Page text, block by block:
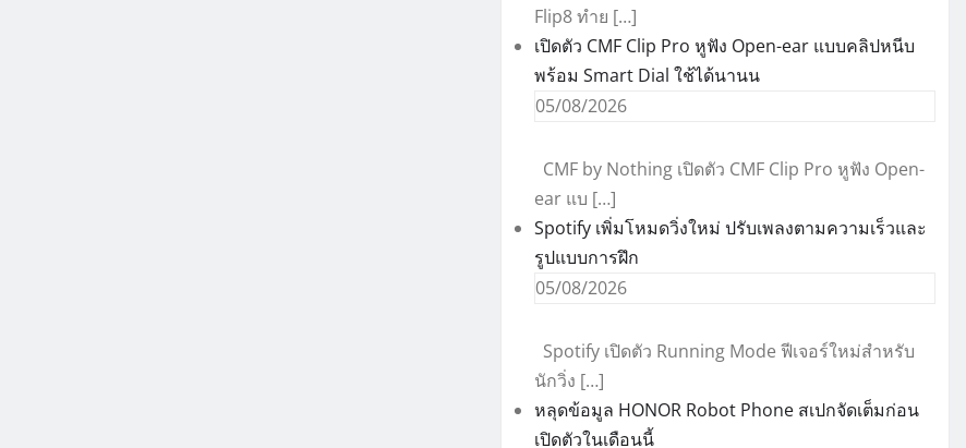
Flip8 ทำย […]
เปิดตัว CMF Clip Pro หูฟัง Open-ear แบบคลิปหนีบ
พร้อม Smart Dial ใช้ได้นานน
05/08/2026
CMF by Nothing เปิดตัว CMF Clip Pro หูฟัง Open-
ear แบ […]
Spotify เพิ่มโหมดวิ่งใหม่ ปรับเพลงตามความเร็วและ
รูปแบบการฝึก
05/08/2026
Spotify เปิดตัว Running Mode ฟีเจอร์ใหม่สำหรับ
นักวิ่ง […]
หลุดข้อมูล HONOR Robot Phone สเปกจัดเต็มก่อน
เปิดตัวในเดือนนี้